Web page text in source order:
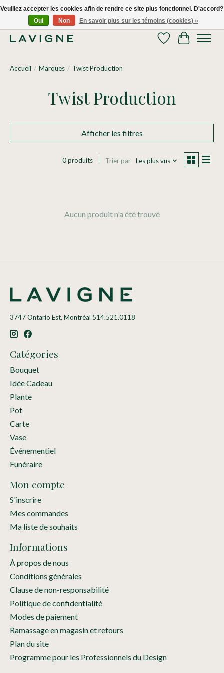
Nous livrons tous les jours dans le Grand Montréal! 514.521.0118
Liste de souhaits
Panier
Accueil / Marques / Twist Production
Twist Production
Afficher les filtres
0 produits Trier par Les plus vus
Aucun produit n'a été trouvé
3747 Ontario Est, Montréal 514.521.0118
Catégories
Bouquet
Idée Cadeau
Plante
Pot
Carte
Vase
Événementiel
Funéraire
Mon compte
S'inscrire
Mes commandes
Ma liste de souhaits
Informations
À propos de nous
Conditions générales
Clause de non-responsabilité
Politique de confidentialité
Modes de paiement
Ramassage en magasin et retours
Plan du site
Programme pour les Professionnels du Design
Veuillez accepter les cookies afin de rendre ce site plus fonctionnel. D'accord?
Oui
Non En savoir plus sur les témoins (cookies) »